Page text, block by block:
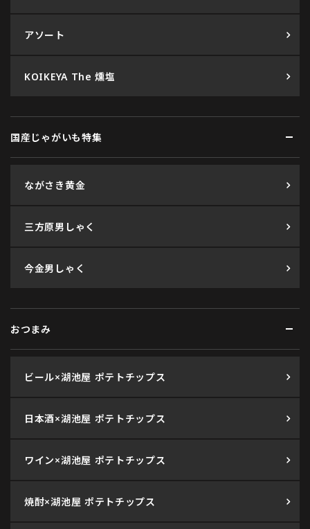
アソート
KOIKEYA The 燻塩
国産じゃがいも特集
ながさき黄金
三方原男しゃく
今金男しゃく
おつまみ
ビール×湖池屋 ポテトチップス
日本酒×湖池屋 ポテトチップス
ワイン×湖池屋 ポテトチップス
焼酎×湖池屋 ポテトチップス